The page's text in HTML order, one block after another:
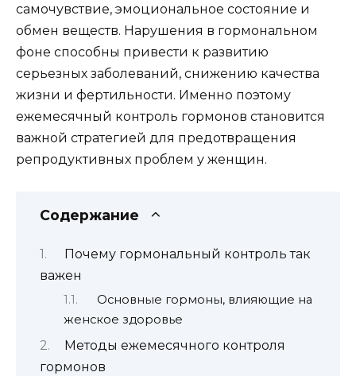
самочувствие, эмоциональное состояние и
обмен веществ. Нарушения в гормональном
фоне способны привести к развитию
серьезных заболеваний, снижению качества
жизни и фертильности. Именно поэтому
ежемесячный контроль гормонов становится
важной стратегией для предотвращения
репродуктивных проблем у женщин.
Содержание
Почему гормональный контроль так
важен
Основные гормоны, влияющие на
женское здоровье
Методы ежемесячного контроля
гормонов